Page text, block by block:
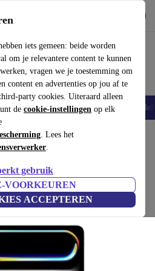
iets gemeen: beide worden
om je relevantere content te kunnen
vragen we je toestemming om
content en advertenties op jou af te
party cookies. Uiteraard alleen
de cookie-instellingen op elk
. Lees het
.
gebruik
VOORKEUREN
ACCEPTEREN
Smartwatches Accessoires
inch
€1178 ,24
€2279